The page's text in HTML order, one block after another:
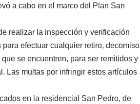
a cabo en el marco del Plan San
realizar la inspección y verificación
efectuar cualquier retiro, decomiso
se encuentren, para ser remitidos y
Las multas por infringir estos artículos
en la residencial San Pedro, de